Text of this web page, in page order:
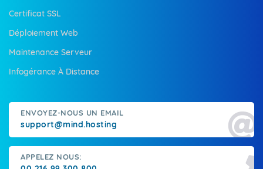
Certificat SSL
Déploiement Web
Maintenance Serveur
Infogérance À Distance
ENVOYEZ-NOUS UN EMAIL
support@mind.hosting
APPELEZ NOUS: